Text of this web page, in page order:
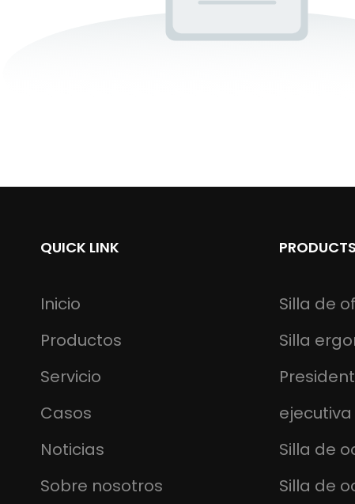
QUICK LINK
Inicio
Productos
Servicio
Casos
Noticias
Sobre nosotros
PRODUCTS
Silla de
Silla
ejecutiva
Silla de
Silla de